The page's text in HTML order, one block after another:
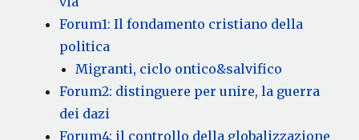
Forum1: Il fondamento cristiano della
politica
Migranti, ciclo ontico&salvifico
Forum2: distinguere per unire, la guerra
dei dazi
Forum4: il controllo della globalizzazione